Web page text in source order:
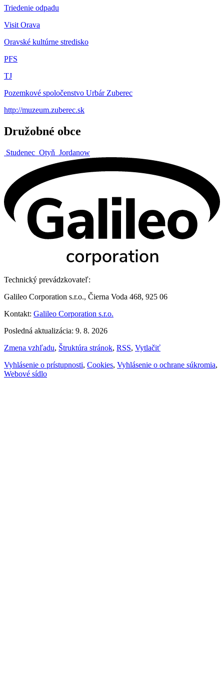
Triedenie odpadu
Visit Orava
Oravské kultúrne stredisko
PFS
TJ
Pozemkové spoločenstvo Urbár Zuberec
http://muzeum.zuberec.sk
Družobné obce
Studenec Otyň Jordanow
Technický prevádzkovateľ:
Galileo Corporation s.r.o., Čierna Voda 468, 925 06
Kontakt: Galileo Corporation s.r.o.
Posledná aktualizácia: 9. 8. 2026
Zmena vzhľadu, Štruktúra stránok, RSS, Vytlačiť
Vyhlásenie o prístupnosti, Cookies, Vyhlásenie o ochrane súkromia,
Webové sídlo